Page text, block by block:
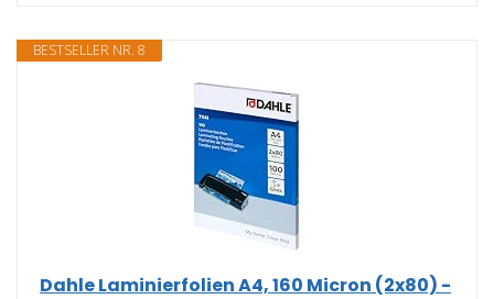
BESTSELLER NR. 8
Dahle Laminierfolien A4, 160 Micron (2x80) -